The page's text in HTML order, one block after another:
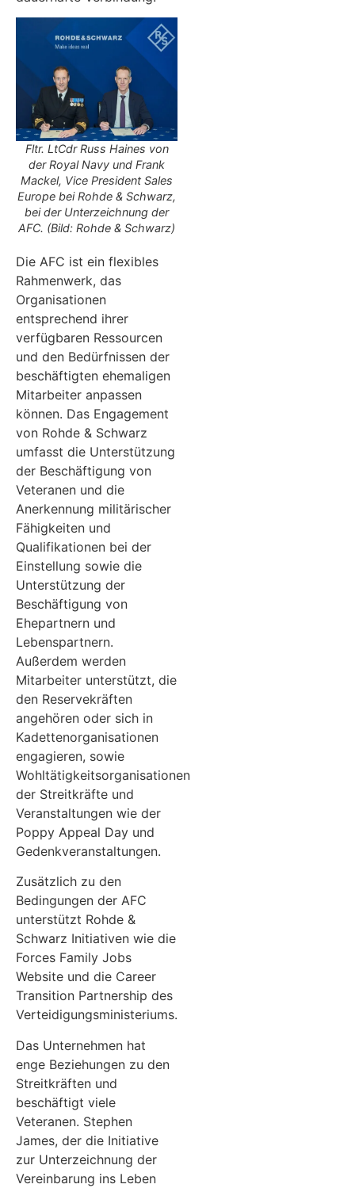
Fltr. LtCdr Russ Haines von
der Royal Navy und Frank
Mackel, Vice President Sales
Europe bei Rohde & Schwarz,
bei der Unterzeichnung der
AFC. (Bild: Rohde & Schwarz)
Die AFC ist ein flexibles
Rahmenwerk, das
Organisationen
entsprechend ihrer
verfügbaren Ressourcen
und den Bedürfnissen der
beschäftigten ehemaligen
Mitarbeiter anpassen
können. Das Engagement
von Rohde & Schwarz
umfasst die Unterstützung
der Beschäftigung von
Veteranen und die
Anerkennung militärischer
Fähigkeiten und
Qualifikationen bei der
Einstellung sowie die
Unterstützung der
Beschäftigung von
Ehepartnern und
Lebenspartnern.
Außerdem werden
Mitarbeiter unterstützt, die
den Reservekräften
angehören oder sich in
Kadettenorganisationen
engagieren, sowie
Wohltätigkeitsorganisationen
der Streitkräfte und
Veranstaltungen wie der
Poppy Appeal Day und
Gedenkveranstaltungen.
Zusätzlich zu den
Bedingungen der AFC
unterstützt Rohde &
Schwarz Initiativen wie die
Forces Family Jobs
Website und die Career
Transition Partnership des
Verteidigungsministeriums.
Das Unternehmen hat
enge Beziehungen zu den
Streitkräften und
beschäftigt viele
Veteranen. Stephen
James, der die Initiative
zur Unterzeichnung der
Vereinbarung ins Leben